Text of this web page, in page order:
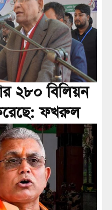
২৮০ বিলিয়ন
ফখরুল